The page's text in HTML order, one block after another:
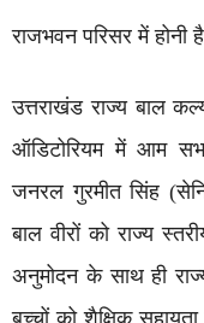
राजभवन परिसर में
उत्तराखंड राज्य बाल
ऑडिटोरियम में आम
जनरल गुरमीत सिंह
बाल वीरों को राज्य
अनुमोदन के साथ ही
बच्चों को शैक्षिक